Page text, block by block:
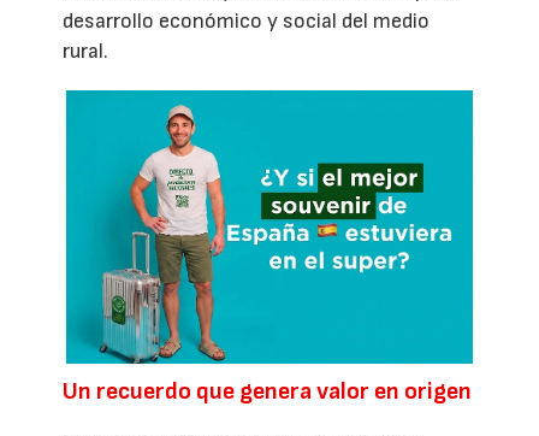
desarrollo económico y social del medio
rural.
Un recuerdo que genera valor en origen